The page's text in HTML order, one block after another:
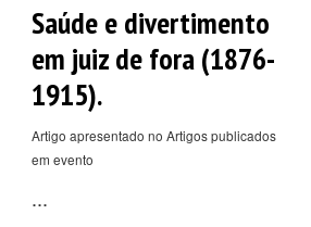
Saúde e divertimento
em juiz de fora (1876-
1915).
Artigo apresentado no Artigos publicados
em evento
...